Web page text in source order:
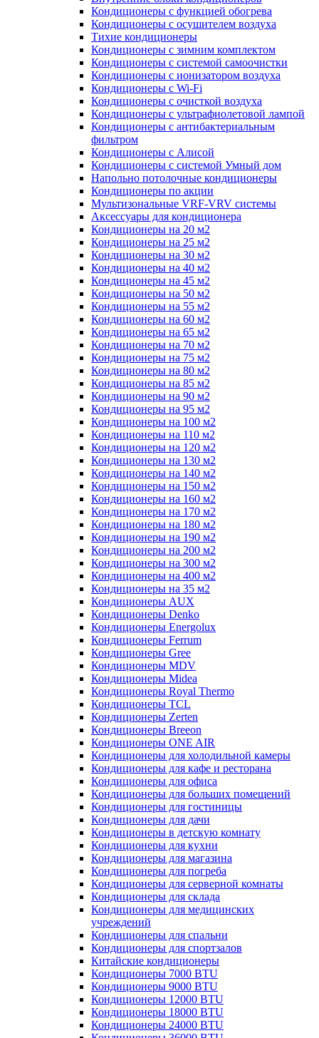
Кондиционеры с функцией обогрева
Кондиционеры с осушителем воздуха
Тихие кондиционеры
Кондиционеры с зимним комплектом
Кондиционеры с системой самоочистки
Кондиционеры с ионизатором воздуха
Кондиционеры с Wi-Fi
Кондиционеры с очисткой воздуха
Кондиционеры с ультрафиолетовой лампой
Кондиционеры с антибактериальным
фильтром
Кондиционеры с Алисой
Кондиционеры с системой Умный дом
Напольно потолочные кондиционеры
Кондиционеры по акции
Мультизональные VRF-VRV системы
Аксессуары для кондиционера
Кондиционеры на 20 м2
Кондиционеры на 25 м2
Кондиционеры на 30 м2
Кондиционеры на 40 м2
Кондиционеры на 45 м2
Кондиционеры на 50 м2
Кондиционеры на 55 м2
Кондиционеры на 60 м2
Кондиционеры на 65 м2
Кондиционеры на 70 м2
Кондиционеры на 75 м2
Кондиционеры на 80 м2
Кондиционеры на 85 м2
Кондиционеры на 90 м2
Кондиционеры на 95 м2
Кондиционеры на 100 м2
Кондиционеры на 110 м2
Кондиционеры на 120 м2
Кондиционеры на 130 м2
Кондиционеры на 140 м2
Кондиционеры на 150 м2
Кондиционеры на 160 м2
Кондиционеры на 170 м2
Кондиционеры на 180 м2
Кондиционеры на 190 м2
Кондиционеры на 200 м2
Кондиционеры на 300 м2
Кондиционеры на 400 м2
Кондиционеры на 35 м2
Кондиционеры AUX
Кондиционеры Denko
Кондиционеры Energolux
Кондиционеры Ferrum
Кондиционеры Gree
Кондиционеры MDV
Кондиционеры Midea
Кондиционеры Royal Thermo
Кондиционеры TCL
Кондиционеры Zerten
Кондиционеры Breeon
Кондиционеры ONE AIR
Кондиционеры для холодильной камеры
Кондиционеры для кафе и ресторана
Кондиционеры для офиса
Кондиционеры для больших помещений
Кондиционеры для гостиницы
Кондиционеры для дачи
Кондиционеры в детскую комнату
Кондиционеры для кухни
Кондиционеры для магазина
Кондиционеры для погреба
Кондиционеры для серверной комнаты
Кондиционеры для склада
Кондиционеры для медицинских
учреждений
Кондиционеры для спальни
Кондиционеры для спортзалов
Китайские кондиционеры
Кондиционеры 7000 BTU
Кондиционеры 9000 BTU
Кондиционеры 12000 BTU
Кондиционеры 18000 BTU
Кондиционеры 24000 BTU